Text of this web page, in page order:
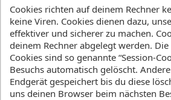
Cookies richten auf deinem Rechner
keine Viren. Cookies dienen dazu,
effektiver und sicherer zu machen.
deinem Rechner abgelegt werden.
Cookies sind so genannte “Session-
Besuchs automatisch gelöscht.
Endgerät gespeichert bis du diese
uns deinen Browser beim nächsten